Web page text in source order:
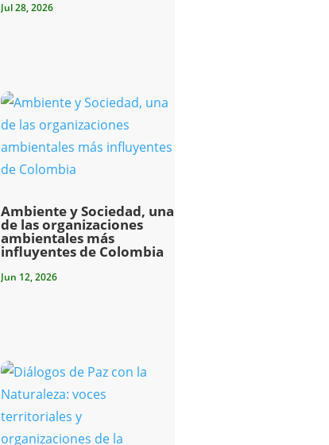
Jul 28, 2026
Ambiente y Sociedad, una
de las organizaciones
ambientales más
influyentes de Colombia
Jun 12, 2026